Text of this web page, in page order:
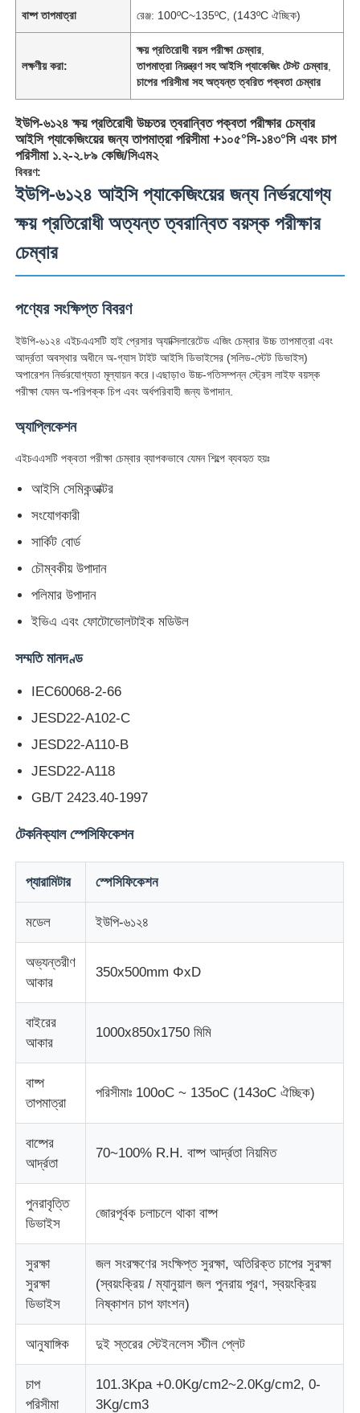
বাড়ি
আমাদের সম্পর্কে
কারখানা ভ্রমণ
মান নিয়ন্ত্রণ
আমাদের সাথে যোগাযোগ করুন
উদ্ধৃতির জন্য আবেদন
ল্যাব টেস্টিং ইকুইপমেন্ট
ইউনিভার্সাল টেস্টিং মেশিন
ইমপ্যাক্ট টেস্টিং মেশিন
ঘর্ষণ পরীক্ষার যন্ত্র
রাবার পরীক্ষার সরঞ্জাম
পাদুকা পরীক্ষার সরঞ্জাম
নির্মাণ সামগ্রী পরীক্ষার সরঞ্জাম
প্যাকেজিং পরীক্ষা সরঞ্জাম
আঠালো পরীক্ষার সরঞ্জাম
বাষ্প তাপমাত্রা রেঞ্জ: 100ºC~135ºC, (143ºC ঐচ্ছিক)
লক্ষণীয় করা:
ক্ষয় প্রতিরোধী বয়স পরীক্ষা চেম্বার,
তাপমাত্রা নিয়ন্ত্রণ সহ আইসি প্যাকেজিং টেস্ট চেম্বার,
চাপের পরিসীমা সহ অত্যন্ত ত্বরিত পক্বতা চেম্বার
ইউপি-৬১২৪ ক্ষয় প্রতিরোধী উচ্চতর ত্বরান্বিত পক্বতা পরীক্ষার চেম্বার
আইসি প্যাকেজিংয়ের জন্য তাপমাত্রা পরিসীমা +১০৫°সি-১৪৩°সি এবং চাপ
পরিসীমা ১.২-২.৮৯ কেজি/সিএম২
বিবরণ:
ইউপি-৬১২৪ আইসি প্যাকেজিংয়ের জন্য নির্ভরযোগ্য
ক্ষয় প্রতিরোধী অত্যন্ত ত্বরান্বিত বয়স্ক পরীক্ষার
চেম্বার
পণ্যের সংক্ষিপ্ত বিবরণ
ইউপি-৬১২৪ এইচএএসটি হাই প্রেসার অ্যাক্সিলারেটেড এজিং চেম্বার উচ্চ তাপমাত্রা এবং
আর্দ্রতা অবস্থার অধীনে অ-গ্যাস টাইট আইসি ডিভাইসের (সলিড-স্টেট ডিভাইস)
অপারেশন নির্ভরযোগ্যতা মূল্যায়ন করে।এছাড়াও উচ্চ-গতিসম্পন্ন স্ট্রেস লাইফ বয়স্ক
পরীক্ষা যেমন অ-পরিপক্ক চিপ এবং অর্ধপরিবাহী জন্য উপাদান.
অ্যাপ্লিকেশন
এইচএএসটি পক্বতা পরীক্ষা চেম্বার ব্যাপকভাবে যেমন শিল্পে ব্যবহৃত হয়ঃ
আইসি সেমিকন্ডাক্টর
সংযোগকারী
সার্কিট বোর্ড
চৌম্বকীয় উপাদান
পলিমার উপাদান
ইভিএ এবং ফোটোভোলটাইক মডিউল
সম্মতি মানদণ্ড
IEC60068-2-66
JESD22-A102-C
JESD22-A110-B
JESD22-A118
GB/T 2423.40-1997
টেকনিক্যাল স্পেসিফিকেশন
প্যারামিটার স্পেসিফিকেশন
মডেল ইউপি-৬১২৪
অভ্যন্তরীণ
আকার
350x500mm ΦxD
বাইরের
আকার
1000x850x1750 মিমি
বাষ্প
তাপমাত্রা
পরিসীমাঃ 100oC ~ 135oC (143oC ঐচ্ছিক)
বাষ্পের
আর্দ্রতা
70~100% R.H. বাষ্প আর্দ্রতা নিয়মিত
পুনরাবৃত্তি
ডিভাইস
জোরপূর্বক চলাচলে থাকা বাষ্প
সুরক্ষা
সুরক্ষা
ডিভাইস
জল সংরক্ষণের সংক্ষিপ্ত সুরক্ষা, অতিরিক্ত চাপের সুরক্ষা
(স্বয়ংক্রিয় / ম্যানুয়াল জল পুনরায় পূরণ, স্বয়ংক্রিয়
নিষ্কাশন চাপ ফাংশন)
আনুষাঙ্গিক দুই স্তরের স্টেইনলেস স্টীল প্লেট
চাপ
পরিসীমা
101.3Kpa +0.0Kg/cm2~2.0Kg/cm2, 0-
3Kg/cm3